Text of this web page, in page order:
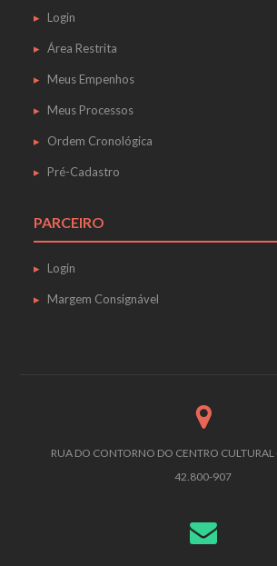
Login
Área Restrita
Meus Empenhos
Meus Processos
Ordem Cronológica
Pré-Cadastro
PARCEIRO
Login
Margem Consignável
RUA DO CONTORNO DO CENTRO
42.800-907